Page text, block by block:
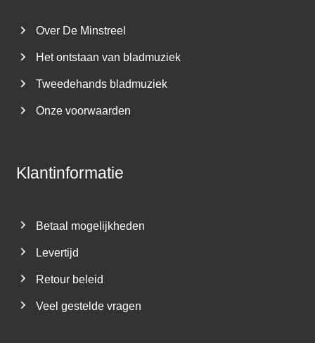
Over De Minstreel
Het ontstaan van bladmuziek
Tweedehands bladmuziek
Onze voorwaarden
Klantinformatie
Betaal mogelijkheden
Levertijd
Retour beleid
Veel gestelde vragen